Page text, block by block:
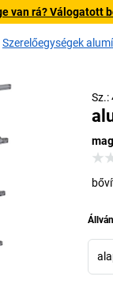
van rá?
Szerelőegységek
Sz.: